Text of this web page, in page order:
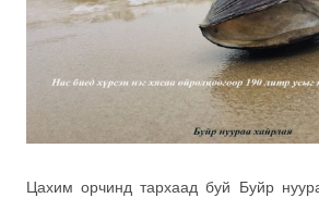
Цахим орчинд тархаад буй Буйр